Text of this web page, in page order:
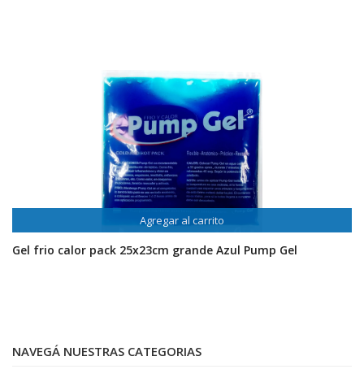
Agregar al carrito
Gel frio calor pack 25x23cm grande Azul Pump Gel
NAVEGÁ NUESTRAS CATEGORIAS